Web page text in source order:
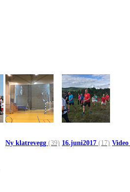
Ny klatrevegg (39) 16.juni2017 (17) Video